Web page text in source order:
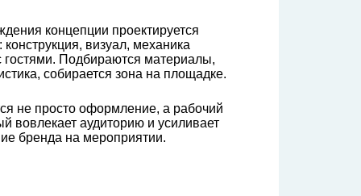
концепции проектируется
конструкция, визуал, механика
гостями. Подбираются материалы,
собирается зона на площадке.
не просто оформление, а рабочий
вовлекает аудиторию и усиливает
бренда на мероприятии.